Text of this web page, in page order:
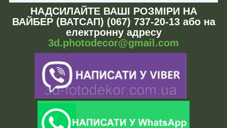
НАДСИЛАЙТЕ ВАШІ РОЗМІРИ НА
ВАЙБЕР (ВАТСАП) (067) 737-20-13 або на
електронну адресу
3d.photodecor@gmail.com